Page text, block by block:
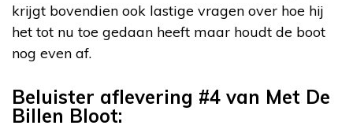
krijgt bovendien ook lastige vragen over hoe hij
het tot nu toe gedaan heeft maar houdt de boot
nog even af.
Beluister aflevering #4 van Met De
Billen Bloot: